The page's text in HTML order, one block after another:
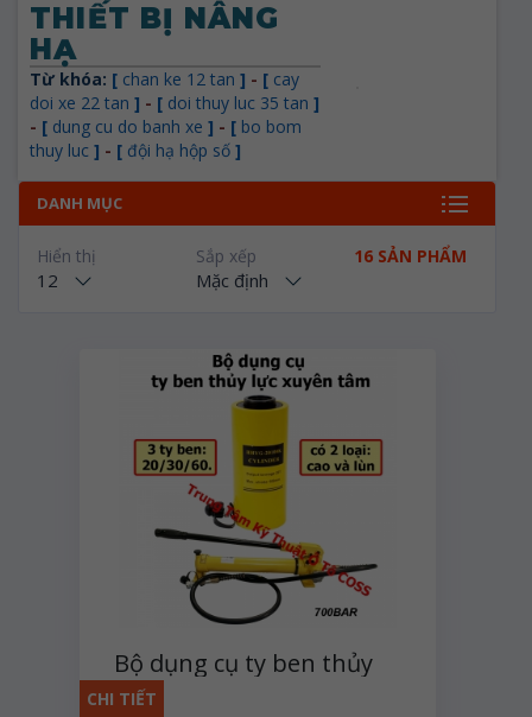
THIẾT BỊ NÂNG
HẠ
Từ khóa: [ chan ke 12 tan ] - [ cay
doi xe 22 tan ] - [ doi thuy luc 35 tan ]
- [ dung cu do banh xe ] - [ bo bom
thuy luc ] - [ đội hạ hộp số ]
DANH MỤC
16 SẢN PHẨM
Sắp xếp
Mặc định
Hiển thị
12
Bộ dụng cụ ty ben thủy
lực xuyên tâm
CHI TIẾT